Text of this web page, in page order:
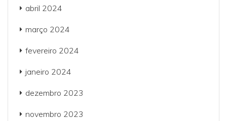
abril 2024
março 2024
fevereiro 2024
janeiro 2024
dezembro 2023
novembro 2023